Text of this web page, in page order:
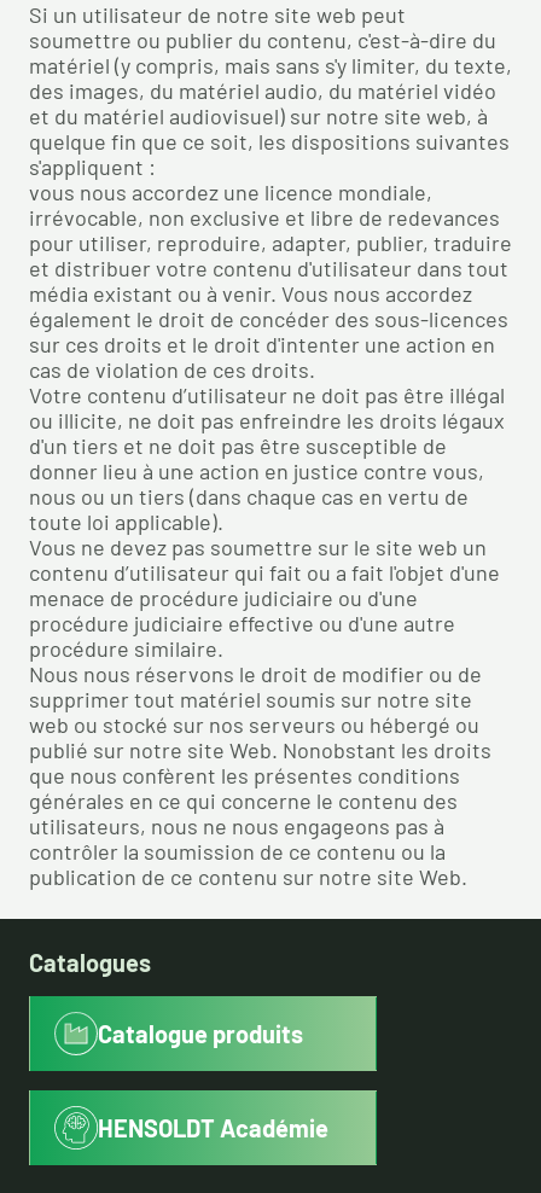
Si un utilisateur de notre site web peut
soumettre ou publier du contenu, c'est-à-dire du
matériel (y compris, mais sans s'y limiter, du texte,
des images, du matériel audio, du matériel vidéo
et du matériel audiovisuel) sur notre site web, à
quelque fin que ce soit, les dispositions suivantes
s'appliquent :
vous nous accordez une licence mondiale,
irrévocable, non exclusive et libre de redevances
pour utiliser, reproduire, adapter, publier, traduire
et distribuer votre contenu d'utilisateur dans tout
média existant ou à venir. Vous nous accordez
également le droit de concéder des sous-licences
sur ces droits et le droit d'intenter une action en
cas de violation de ces droits.
Votre contenu d’utilisateur ne doit pas être illégal
ou illicite, ne doit pas enfreindre les droits légaux
d'un tiers et ne doit pas être susceptible de
donner lieu à une action en justice contre vous,
nous ou un tiers (dans chaque cas en vertu de
toute loi applicable).
Vous ne devez pas soumettre sur le site web un
contenu d’utilisateur qui fait ou a fait l'objet d'une
menace de procédure judiciaire ou d'une
procédure judiciaire effective ou d'une autre
procédure similaire.
Nous nous réservons le droit de modifier ou de
supprimer tout matériel soumis sur notre site
web ou stocké sur nos serveurs ou hébergé ou
publié sur notre site Web. Nonobstant les droits
que nous confèrent les présentes conditions
générales en ce qui concerne le contenu des
utilisateurs, nous ne nous engageons pas à
contrôler la soumission de ce contenu ou la
publication de ce contenu sur notre site Web.
Catalogues
Catalogue produits
HENSOLDT Académie